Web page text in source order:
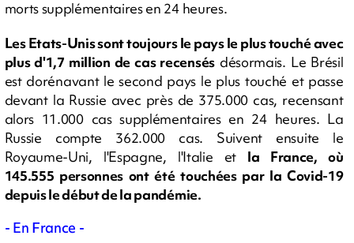
morts supplémentaires en 24 heures.
Les Etats-Unis sont toujours le pays le plus touché avec
plus d'1,7 million de cas recensésdésormais. Le Brésil
est dorénavant le second pays le plus touché et passe
devant la Russie avec près de 375.000 cas, recensant
alors 11.000 cas supplémentaires en 24 heures. La
Russie compte 362.000 cas. Suivent ensuite le
Royaume-Uni, l'Espagne, l'Italie et la France, où
145.555 personnes ont été touchées par la Covid-19
depuis le début de la pandémie.
- En France -